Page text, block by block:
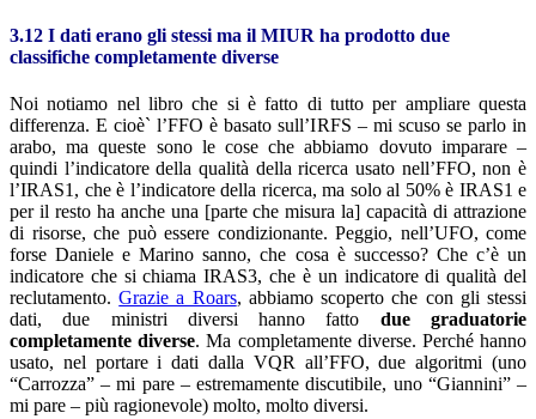
3.12 I dati erano gli stessi ma il MIUR ha prodotto due
classifiche completamente diverse
Noi notiamo nel libro che si è fatto di tutto per ampliare questa
differenza. E cioè` l’FFO è basato sull’IRFS – mi scuso se parlo in
arabo, ma queste sono le cose che abbiamo dovuto imparare –
quindi l’indicatore della qualità della ricerca usato nell’FFO, non è
l’IRAS1, che è l’indicatore della ricerca, ma solo al 50% è IRAS1 e
per il resto ha anche una [parte che misura la] capacità di attrazione
di risorse, che può essere condizionante. Peggio, nell’UFO, come
forse Daniele e Marino sanno, che cosa è successo? Che c’è un
indicatore che si chiama IRAS3, che è un indicatore di qualità del
reclutamento.Grazie a Roars, abbiamo scoperto che con gli stessi
dati, due ministri diversi hanno fatto due graduatorie
completamente diverse. Ma completamente diverse. Perché hanno
usato, nel portare i dati dalla VQR all’FFO, due algoritmi (uno
“Carrozza” – mi pare – estremamente discutibile, uno “Giannini” –
mi pare – più ragionevole) molto, molto diversi.